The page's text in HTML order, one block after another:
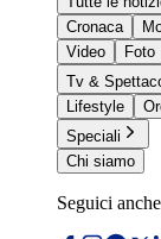
Cronaca
Video
Foto
Tv &
Lifestyle
Speciali
Chi siamo
Seguici